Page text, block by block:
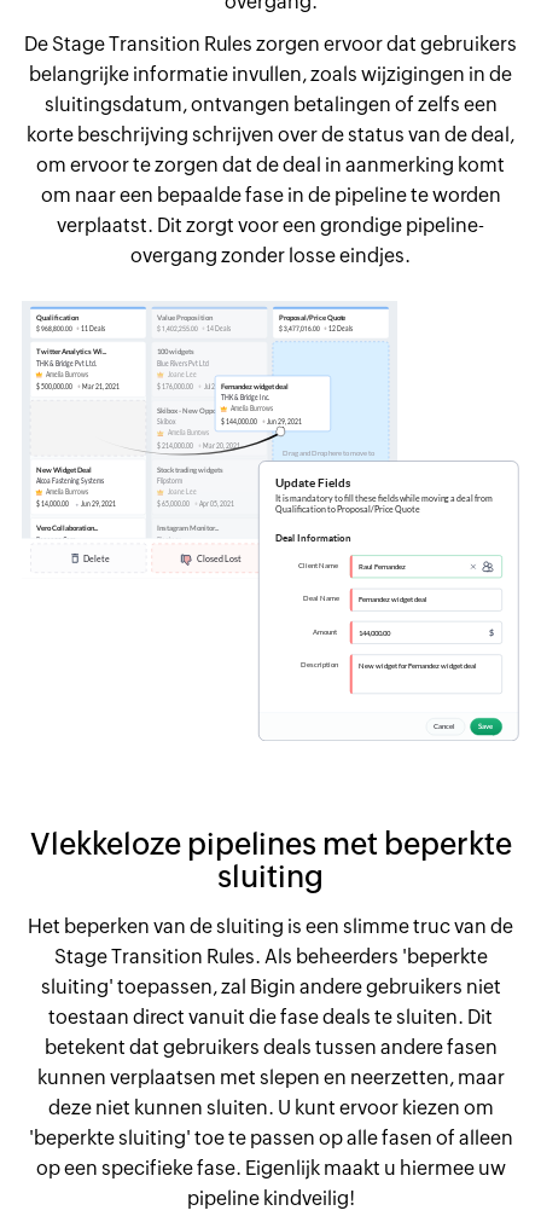
De Stage Transition Rules zorgen ervoor dat gebruikers
belangrijke informatie invullen, zoals wijzigingen in de
sluitingsdatum, ontvangen betalingen of zelfs een
korte beschrijving schrijven over de status van de deal,
om ervoor te zorgen dat de deal in aanmerking komt
om naar een bepaalde fase in de pipeline te worden
verplaatst. Dit zorgt voor een grondige pipeline-
overgang zonder losse eindjes.
Vlekkeloze pipelines met beperkte
sluiting
Het beperken van de sluiting is een slimme truc van de
Stage Transition Rules. Als beheerders 'beperkte
sluiting' toepassen, zal Bigin andere gebruikers niet
toestaan direct vanuit die fase deals te sluiten. Dit
betekent dat gebruikers deals tussen andere fasen
kunnen verplaatsen met slepen en neerzetten, maar
deze niet kunnen sluiten. U kunt ervoor kiezen om
'beperkte sluiting' toe te passen op alle fasen of alleen
op een specifieke fase. Eigenlijk maakt u hiermee uw
pipeline kindveilig!